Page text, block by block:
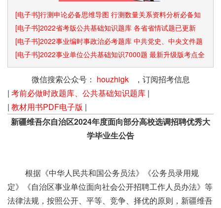
[电子书]行测申论必备思维导图 行测数量关系资料分析必备知
识点和速算技巧
[电子书]2022省考版公共基础知识题库 各省省情试题已更新
[电子书]2022事业编时事政治必考题库 中共党史、中央文件题
库已更新
[电子书]2022事业单位公共基础知识7000题 最新升级版考点全
覆盖
微信搜索公众号： houzhigk，订阅招考信息
| 考前必做时政题库、公共基础知识题库 |
| 教材用书PDF电子版 |
新疆维吾尔自治区2024年度面向部分高校选调招聘优秀大
学毕业生公告
根据《中华人民共和国公务员法》《公务员录用规
定》《自治区事业单位面向社会公开招聘工作人员办法》等
法律法规，按照公开、平等、竞争、择优的原则，新疆维吾